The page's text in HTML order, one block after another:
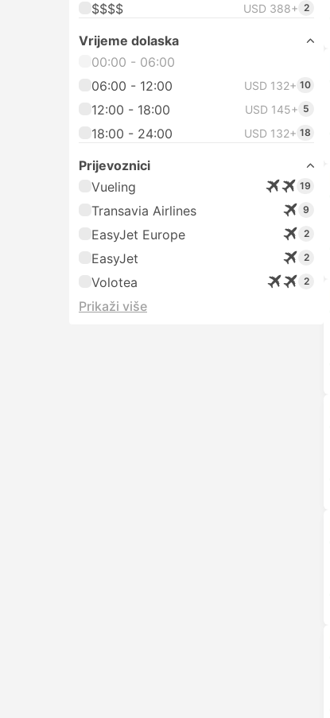
$$$$ USD 388+ 2
Vrijeme dolaska
00:00 - 06:00
06:00 - 12:00
USD 132+ 10
12:00 - 18:00 USD 145+ 5
18:00 - 24:00 USD 132+ 18
Prijevoznici
Vueling
19
Transavia Airlines 9
EasyJet Europe 2
EasyJet 2
Volotea 2
Prikaži više